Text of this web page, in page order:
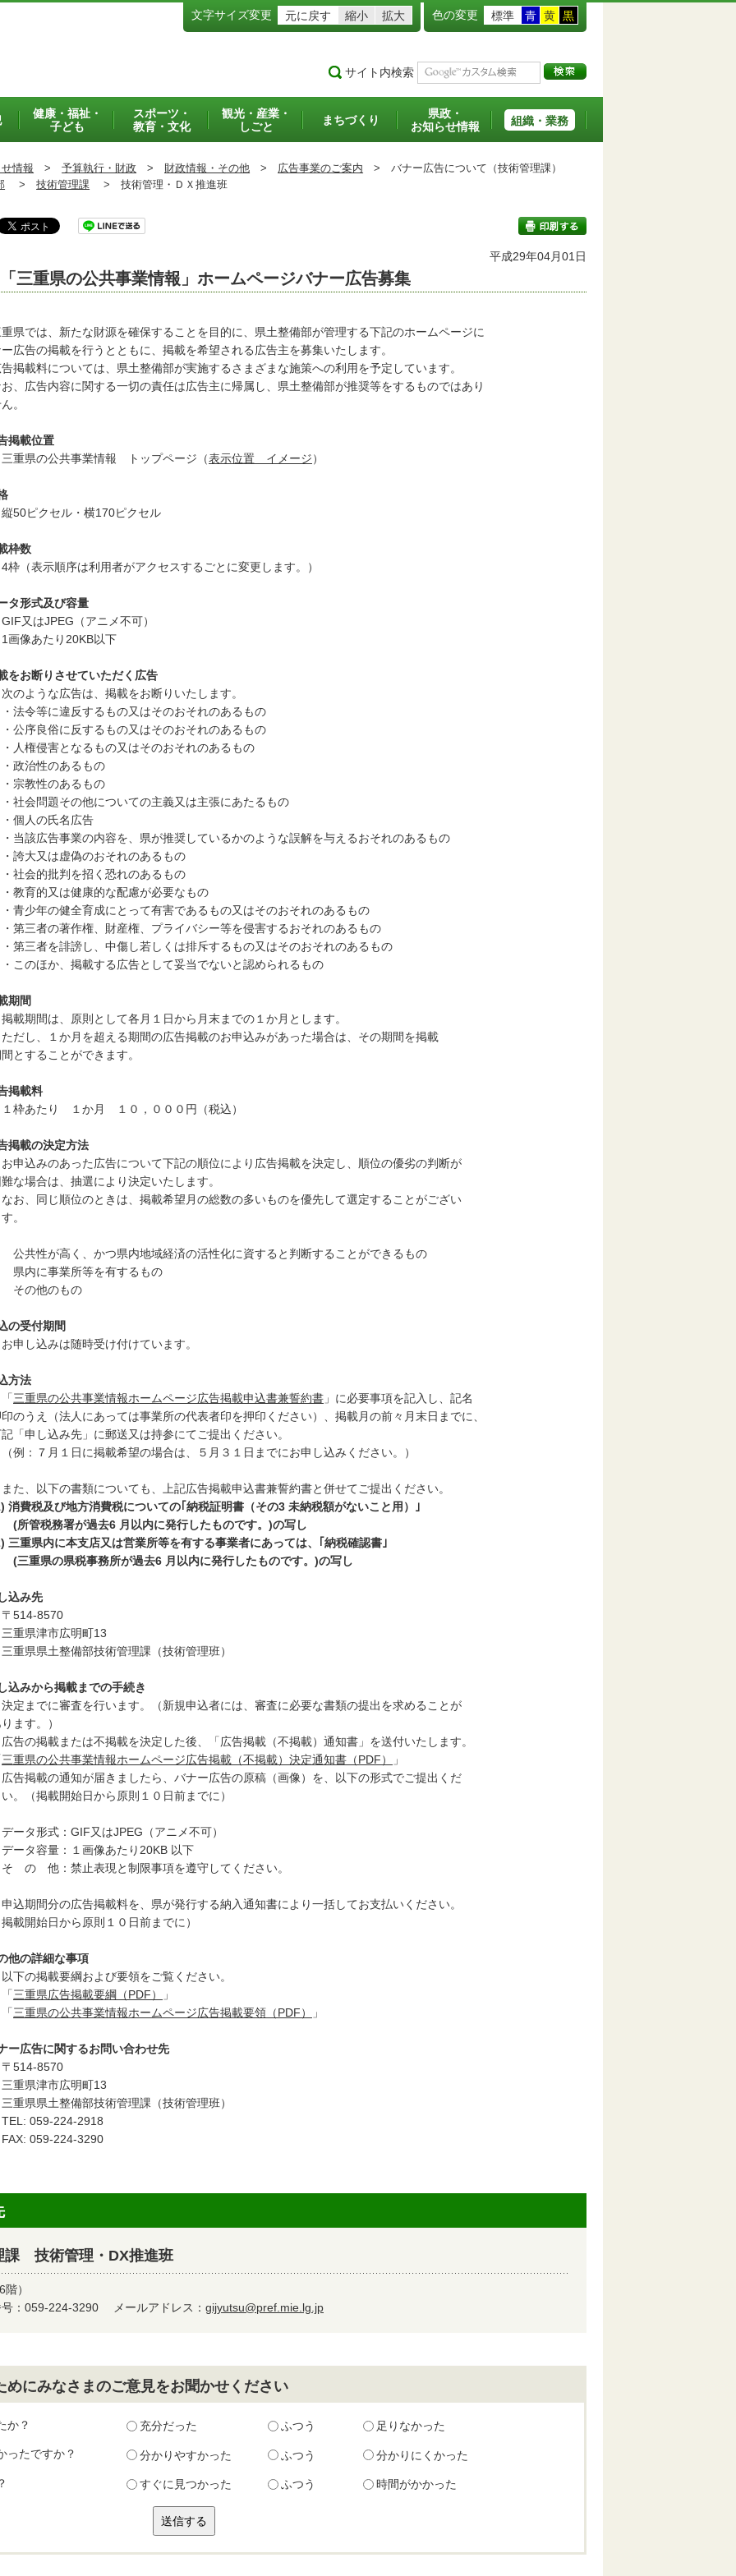
文字サイズ変更 元に戻す 縮小 拡大 色の変更 標準 青 黄 黒
サイト内検索
健康・福祉・
子ども
スポーツ・
教育・文化
観光・産業・
しごと
まちづくり
県政・
お知らせ情報
組織・業務
情報 > 予算執行・財政 > 財政情報・その他 > 広告事業のご案内 > バナー広告について（技術管理課）
> 技術管理課 > 技術管理・ＤＸ推進班
印刷する
平成29年04月01日
「三重県の公共事業情報」ホームページバナー広告募集
県では、新たな財源を確保することを目的に、県土整備部が管理する下記のホームページに
広告の掲載を行うとともに、掲載を希望される広告主を募集いたします。
掲載料については、県土整備部が実施するさまざまな施策への利用を予定しています。
、広告内容に関する一切の責任は広告主に帰属し、県土整備部が推奨等をするものではあり
。
掲載位置
県の公共事業情報 トップページ（表示位置 イメージ）
ピクセル・横170ピクセル
枠数
（表示順序は利用者がアクセスするごとに変更します。）
タ形式及び容量
又はJPEG（アニメ不可）
像あたり20KB以下
をお断りさせていただく広告
ような広告は、掲載をお断りいたします。
令等に違反するもの又はそのおそれのあるもの
序良俗に反するもの又はそのおそれのあるもの
権侵害となるもの又はそのおそれのあるもの
治性のあるもの
教性のあるもの
会問題その他についての主義又は主張にあたるもの
人の氏名広告
該広告事業の内容を、県が推奨しているかのような誤解を与えるおそれのあるもの
大又は虚偽のおそれのあるもの
会的批判を招く恐れのあるもの
育的又は健康的な配慮が必要なもの
少年の健全育成にとって有害であるもの又はそのおそれのあるもの
三者の著作権、財産権、プライバシー等を侵害するおそれのあるもの
三者を誹謗し、中傷し若しくは排斥するもの又はそのおそれのあるもの
のほか、掲載する広告として妥当でないと認められるもの
期間
期間は、原則として各月１日から月末までの１か月とします。
し、１か月を超える期間の広告掲載のお申込みがあった場合は、その期間を掲載
とすることができます。
掲載料
あたり １か月 １０，０００円（税込）
掲載の決定方法
込みのあった広告について下記の順位により広告掲載を決定し、順位の優劣の判断が
な場合は、抽選により決定いたします。
、同じ順位のときは、掲載希望月の総数の多いものを優先して選定することがござい
。
共性が高く、かつ県内地域経済の活性化に資すると判断することができるもの
内に事業所等を有するもの
その他のもの
の受付期間
し込みは随時受け付けています。
方法
三重県の公共事業情報ホームページ広告掲載申込書兼誓約書 」に必要事項を記入し、記名
のうえ（法人にあっては事業所の代表者印を押印ください）、掲載月の前々月末日までに、
「申し込み先」に郵送又は持参にてご提出ください。
：７月１日に掲載希望の場合は、５月３１日までにお申し込みください。）
、以下の書類についても、上記広告掲載申込書兼誓約書と併せてご提出ください。
消費税及び地方消費税についての｢納税証明書（その3 未納税額がないこと用）｣
税務署が過去6 月以内に発行したものです。)の写し
三重県内に本支店又は営業所等を有する事業者にあっては、｢納税確認書｣
県の県税事務所が過去6 月以内に発行したものです。)の写し
込み先
8570
県津市広明町13
県県土整備部技術管理課（技術管理班）
込みから掲載までの手続き
までに審査を行います。（新規申込者には、審査に必要な書類の提出を求めることが
ます。）
の掲載または不掲載を決定した後、「広告掲載（不掲載）通知書」を送付いたします。
三重県の公共事業情報ホームページ広告掲載（不掲載）決定通知書（PDF）
」
掲載の通知が届きましたら、バナー広告の原稿（画像）を、以下の形式でご提出くだ
。（掲載開始日から原則１０日前までに）
タ形式：GIF又はJPEG（アニメ不可）
タ容量：１画像あたり20KB 以下
他：禁止表現と制限事項を遵守してください。
期間分の広告掲載料を、県が発行する納入通知書により一括してお支払いください。
載開始日から原則１０日前までに）
他の詳細な事項
の掲載要綱および要領をご覧ください。
三重県広告掲載要綱（PDF）
」
三重県の公共事業情報ホームページ広告掲載要領（PDF） 」
ー広告に関するお問い合わせ先
8570
県津市広明町13
県県土整備部技術管理課（技術管理班）
059-224-2918
059-224-3290
技術管理・DX推進班
）
号：059-224-3290 メールアドレス： gijyutsu@pref.mie.lg.jp
めにみなさまのご意見をお聞かせください
か？ 充分だった ふつう 足りなかった
ったですか？ 分かりやすかった ふつう 分かりにくかった
すぐに見つかった ふつう 時間がかかった